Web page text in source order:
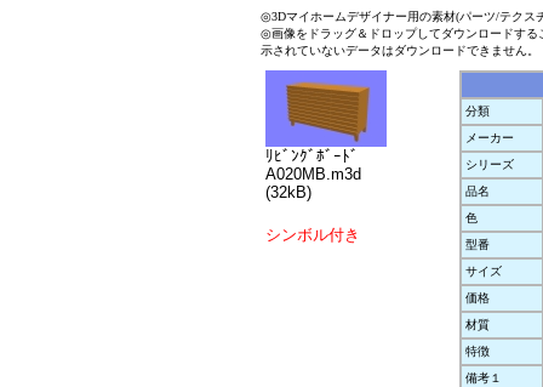
◎3Dマイホームデザイナー用の素材(パーツ/テクス
◎画像をドラッグ＆ドロップしてダウンロードす
示されていないデータはダウンロードできません。
ﾘﾋﾞﾝｸﾞﾎﾞｰﾄﾞ
A020MB.m3d
(32kB)
シンボル付き
分類
メーカー
シリーズ
品名
色
型番
サイズ
価格
材質
特徴
備考１